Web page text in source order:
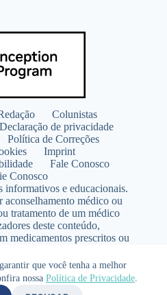
que você tenha a melhor
nossa Política de Privacidade.
Colunistas
Declaração de privacidade
Política de Correções
Imprint
Fale Conosco
Conosco
informativos e educacionais.
aconselhamento médico ou
tratamento de um médico
deste conteúdo,
medicamentos prescritos ou
suplementação ou estilo de
pertence ao grupo